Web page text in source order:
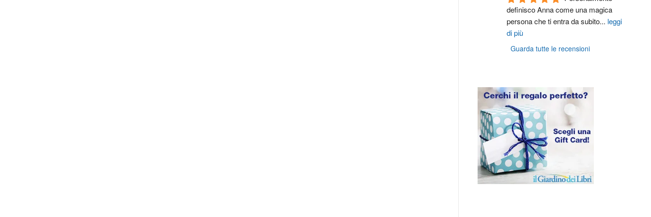
definisco Anna come una magica
persona che ti entra da subito... leggi
di più
Guarda tutte le recensioni